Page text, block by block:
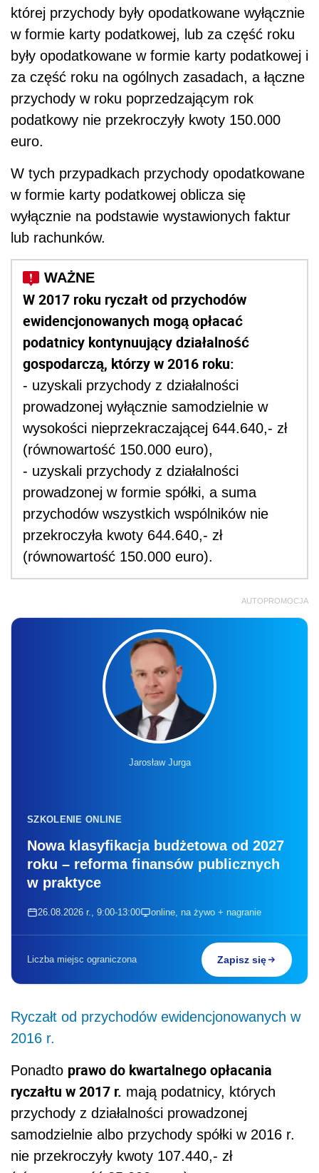
której przychody były opodatkowane wyłącznie
w formie karty podatkowej, lub za część roku
były opodatkowane w formie karty podatkowej i
za część roku na ogólnych zasadach, a łączne
przychody w roku poprzedzającym rok
podatkowy nie przekroczyły kwoty 150.000
euro.
W tych przypadkach przychody opodatkowane
w formie karty podatkowej oblicza się
wyłącznie na podstawie wystawionych faktur
lub rachunków.
W 2017 roku ryczałt od przychodów
ewidencjonowanych mogą opłacać
podatnicy kontynuujący działalność
gospodarczą, którzy w 2016 roku:
- uzyskali przychody z działalności
prowadzonej wyłącznie samodzielnie w
wysokości nieprzekraczającej 644.640,- zł
(równowartość 150.000 euro),
- uzyskali przychody z działalności
prowadzonej w formie spółki, a suma
przychodów wszystkich wspólników nie
przekroczyła kwoty 644.640,- zł
(równowartość 150.000 euro).
AUTOPROMOCJA
Jarosław Jurga
SZKOLENIE ONLINE
Nowa klasyfikacja budżetowa od 2027
roku – reforma finansów publicznych
w praktyce
26.08.2026 r., 9:00-13:00 online, na żywo + nagranie
Liczba miejsc ograniczona Zapisz się
Ryczałt od przychodów ewidencjonowanych w
2016 r.
Ponadto prawo do kwartalnego opłacania
ryczałtu w 2017 r. mają podatnicy, których
przychody z działalności prowadzonej
samodzielnie albo przychody spółki w 2016 r.
nie przekroczyły kwoty 107.440,- zł